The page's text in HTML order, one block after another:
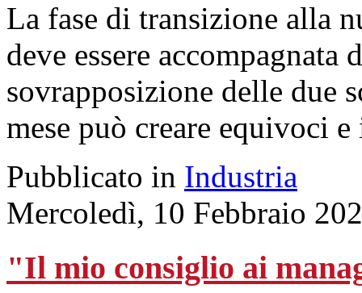
La fase di transizione alla
deve essere
sovrapposizione delle due
mese può creare equivoci
Pubblicato in Industria
Mercoledì, 10 Febbraio
"Il mio consiglio ai